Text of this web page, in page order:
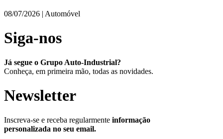
08/07/2026 | Automóvel
Siga-nos
Já segue o Grupo Auto-Industrial?
Conheça, em primeira mão, todas as novidades.
Newsletter
Inscreva-se e receba regularmente informação
personalizada no seu email.